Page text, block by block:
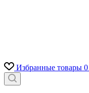
Избранные товары 0